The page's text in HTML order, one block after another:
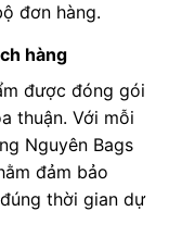
đơn hàng.
hàng
được đóng gói
thuận. Với mỗi
Nguyên Bags
đảm bảo
thời gian dự